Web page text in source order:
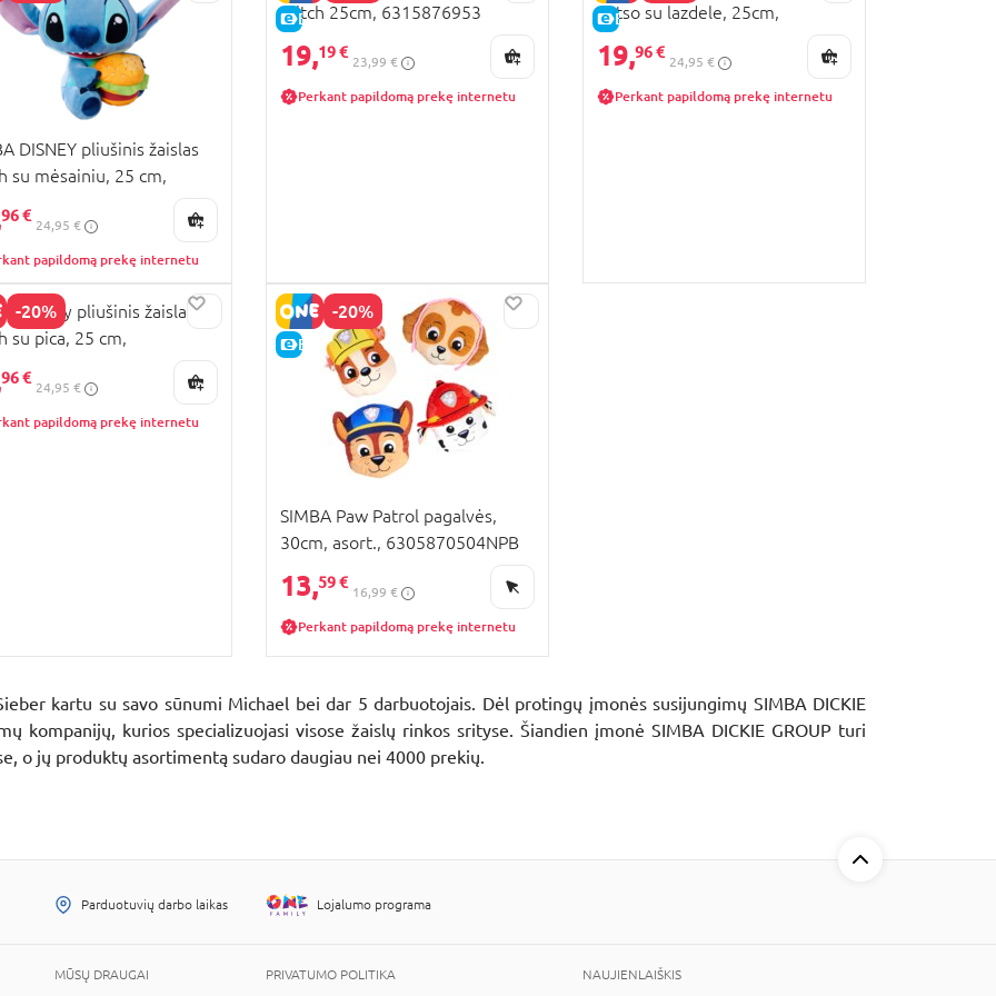
DISNEY pliušinis žaislas
su mėsainiu, 25 cm,
96 €
24,95 €
papildomą prekę internetu
E-KAINA
Stitch 25cm, 6315876953
19,19 €
23,99 €
Perkant papildomą prekę internetu
E-KAINA
Lotso su lazdele, 25cm,
6315870586NPB
19,96 €
24,95 €
Perkant papildomą prekę internetu
-20%
Disney pliušinis žaislas
su pica, 25 cm,
96 €
24,95 €
papildomą prekę internetu
-20%
E-KAINA
SIMBA Paw Patrol pagalvės,
30cm, asort., 6305870504NPB
13,59 €
16,99 €
Perkant papildomą prekę internetu
kartu su savo sūnumi Michael bei dar 5 darbuotojais. Dėl protingų įmonės susijungimų SIMBA DICKIE
kompanijų, kurios specializuojasi visose žaislų rinkos srityse. Šiandien įmonė SIMBA DICKIE GROUP turi
o jų produktų asortimentą sudaro daugiau nei 4000 prekių.
Parduotuvių darbo laikas Lojalumo programa
MŪSŲ DRAUGAI PRIVATUMO POLITIKA NAUJIENLAIŠKIS